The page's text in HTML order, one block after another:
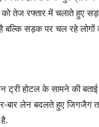
तेज रफ्तार में चलाते हुए
बल्कि सड़क पर चल रहे लोगों
होटल के सामने की बताई
बार लेन बदलते हुए जिगजैग